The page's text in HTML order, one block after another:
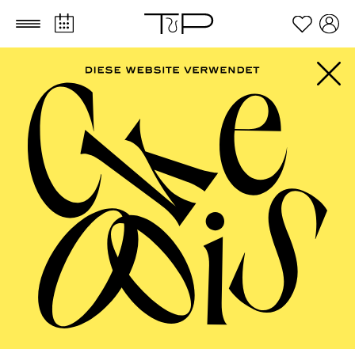
Zum Hauptinhalt springen Zum Footer springen